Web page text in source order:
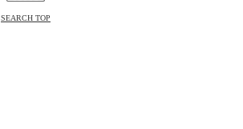
SEARCH TOP